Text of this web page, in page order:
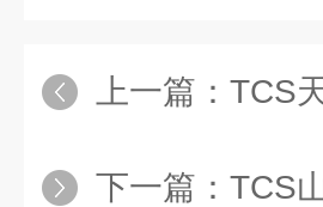
上一篇： TCS天
下一篇： TCS